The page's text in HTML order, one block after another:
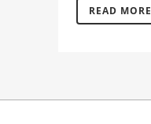
READ MORE